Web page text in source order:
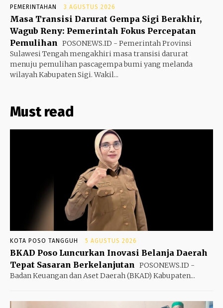
PEMERINTAHAN 3 AGUSTUS 2026
Masa Transisi Darurat Gempa Sigi Berakhir,
Wagub Reny: Pemerintah Fokus Percepatan
Pemulihan POSONEWS.ID - Pemerintah Provinsi
Sulawesi Tengah mengakhiri masa transisi darurat
menuju pemulihan pascagempa bumi yang melanda
wilayah Kabupaten Sigi. Wakil...
Must read
KOTA POSO TANGGUH 5 AGUSTUS 2026
BKAD Poso Luncurkan Inovasi Belanja Daerah
Tepat Sasaran Berkelanjutan POSONEWS.ID -
Badan Keuangan dan Aset Daerah (BKAD) Kabupaten...